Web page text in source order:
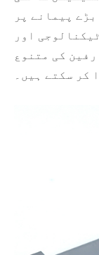
پیمانے پر
اور
کی متنوع
کر سکتے ہیں۔